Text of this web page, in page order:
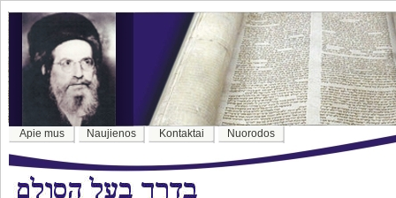
Apie mus Naujienos Kontaktai Nuorodos